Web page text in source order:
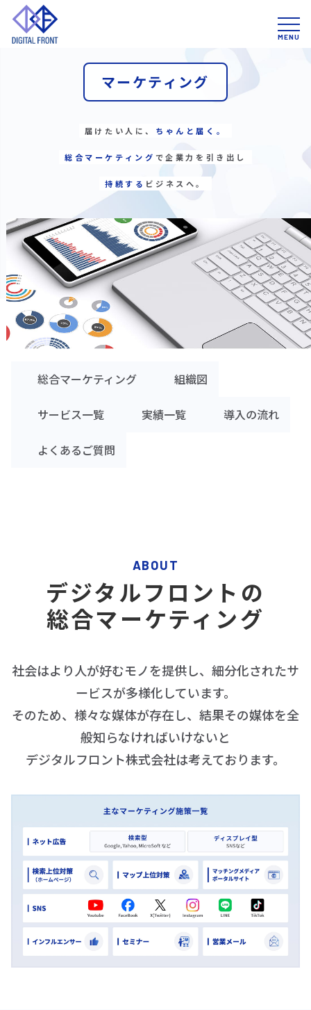
マーケティング
届けたい人に、 ちゃんと届く。
総合マーケティング で企業力を引き出し
持続する ビジネスへ。
総合マーケティング 組織図
サービス一覧 実績一覧 導入の流れ
よくあるご質問
ABOUT
デジタルフロントの
総合マーケティング
社会はより人が好むモノを提供し、細分化されたサ
ービスが多様化しています。
そのため、様々な媒体が存在し、結果その媒体を全
般知らなければいけないと
デジタルフロント株式会社は考えております。